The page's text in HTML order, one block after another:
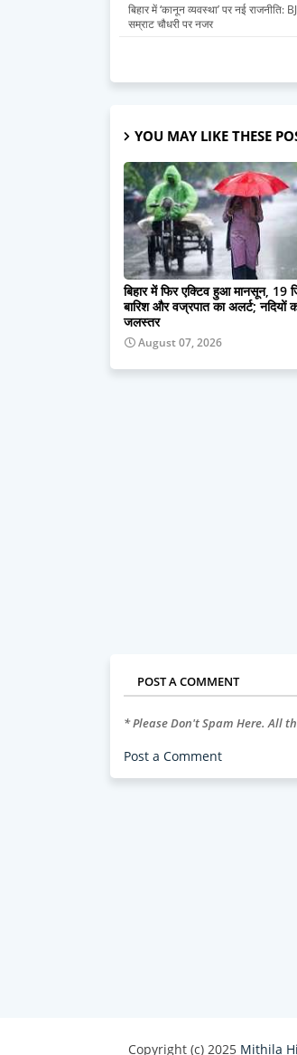
बिहार में ‘कानून व्यवस्था’ पर नई
सम्राट चौधरी पर नजर
YOU MAY LIKE THESE
बिहार में फिर एक्टिव हुआ मानसून, 19
बारिश और वज्रपात का अलर्ट; नदियों
जलस्तर
August 07, 2026
POST A COMMENT
* Please Don't Spam Here. All
Post a Comment
Copyright (c) 2025 Mithila